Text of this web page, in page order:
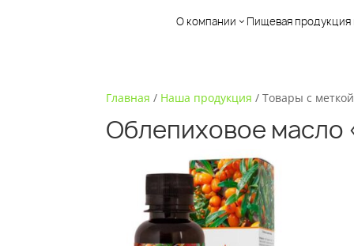
О компании Пищевая продукция
Льняная
Главная / Наша продукция / Товары с
Облепиховое масло